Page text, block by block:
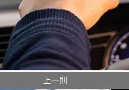
上一則